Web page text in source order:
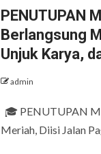
PENUTUPAN
Berlangsung
Unjuk Karya,
admin
🎓 PENUTUPAN
Meriah, Diisi Jalan